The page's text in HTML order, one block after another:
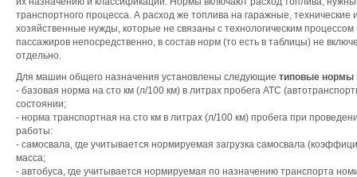
транспортного процесса. А расход же топлива на гаражные, технические
хозяйственные нужды, которые не связаны с технологическим процессом
пассажиров непосредственно, в состав норм (то есть в таблицы) не
отдельно.
Для машин общего назначения установлены следующие типовые нормы
- базовая норма на сто км (л/100 км) в литрах пробега АТС
состоянии;
- норма транспортная на сто км в литрах (л/100 км) пробега при
работы:
- самосвала, где учитывается нормируемая загрузка самосвала
масса;
- автобуса, где учитывается нормируемая по назначению транспорта